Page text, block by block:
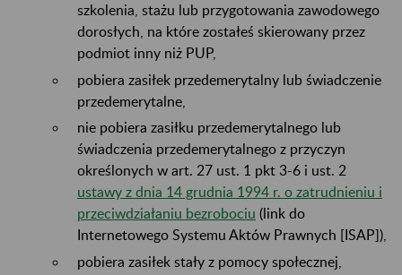
szkolenia, stażu lub przygotowania zawodowego
dorosłych, na które zostałeś skierowany przez
podmiot inny niż PUP,
pobiera zasiłek przedemerytalny lub świadczenie
przedemerytalne,
nie pobiera zasiłku przedemerytalnego lub
świadczenia przedemerytalnego z przyczyn
określonych w art. 27 ust. 1 pkt 3-6 i ust. 2
ustawy z dnia 14 grudnia 1994 r. o zatrudnieniu i
przeciwdziałaniu bezrobociu (link do
Internetowego Systemu Aktów Prawnych [ISAP]),
pobiera zasiłek stały z pomocy społecznej,